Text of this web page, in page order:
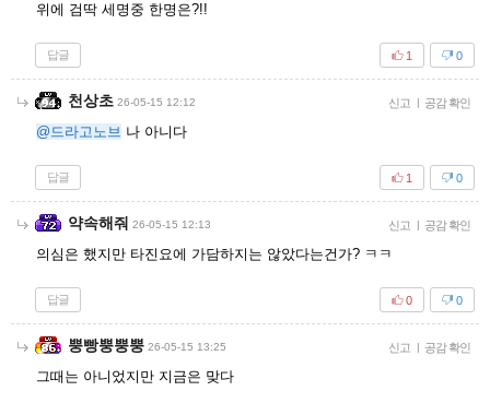
위에 검딱 세명중 한명은?!!
답글 0
1
천상초 26-05-15 12:12 신고 | 공감 확인
@드라고노브 나 아니다
답글 0
1
약속해줘 26-05-15 12:13 신고 | 공감 확인
의심은 했지만 타진요에 가담하지는 않았다는건가? ㅋㅋ
답글 0
0
뿡빵뿡뿡뿡 26-05-15 13:25 신고 | 공감 확인
그때는 아니었지만 지금은 맞다